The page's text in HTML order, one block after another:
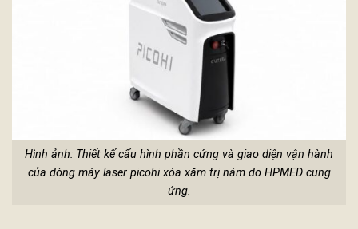
Hình ảnh: Thiết kế cấu hình phần cứng và giao diện vận hành
của dòng máy laser picohi xóa xăm trị nám do HPMED cung
ứng.